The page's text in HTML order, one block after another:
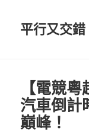
平行又交錯
【電競
汽車倒計
巔峰！